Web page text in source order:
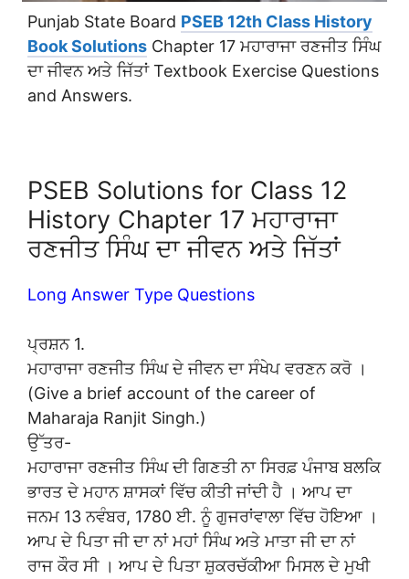
Punjab State Board PSEB 12th Class History
Book Solutions Chapter 17 ਮਹਾਰਾਜਾ ਰਣਜੀਤ ਸਿੰਘ
ਦਾ ਜੀਵਨ ਅਤੇ ਜਿੱਤਾਂ Textbook Exercise Questions
and Answers.
PSEB Solutions for Class 12
History Chapter 17 ਮਹਾਰਾਜਾ
ਰਣਜੀਤ ਸਿੰਘ ਦਾ ਜੀਵਨ ਅਤੇ ਜਿੱਤਾਂ
Long Answer Type Questions
ਪ੍ਰਸ਼ਨ 1.
ਮਹਾਰਾਜਾ ਰਣਜੀਤ ਸਿੰਘ ਦੇ ਜੀਵਨ ਦਾ ਸੰਖੇਪ ਵਰਣਨ ਕਰੋ ।
(Give a brief account of the career of
Maharaja Ranjit Singh.)
ਉੱਤਰ-
ਮਹਾਰਾਜਾ ਰਣਜੀਤ ਸਿੰਘ ਦੀ ਗਿਣਤੀ ਨਾ ਸਿਰਫ਼ ਪੰਜਾਬ ਬਲਕਿ
ਭਾਰਤ ਦੇ ਮਹਾਨ ਸ਼ਾਸਕਾਂ ਵਿੱਚ ਕੀਤੀ ਜਾਂਦੀ ਹੈ । ਆਪ ਦਾ
ਜਨਮ 13 ਨਵੰਬਰ, 1780 ਈ. ਨੂੰ ਗੁਜਰਾਂਵਾਲਾ ਵਿੱਚ ਹੋਇਆ ।
ਆਪ ਦੇ ਪਿਤਾ ਜੀ ਦਾ ਨਾਂ ਮਹਾਂ ਸਿੰਘ ਅਤੇ ਮਾਤਾ ਜੀ ਦਾ ਨਾਂ
ਰਾਜ ਕੌਰ ਸੀ । ਆਪ ਦੇ ਪਿਤਾ ਸ਼ੁਕਰਚੱਕੀਆ ਮਿਸਲ ਦੇ ਮੁਖੀ